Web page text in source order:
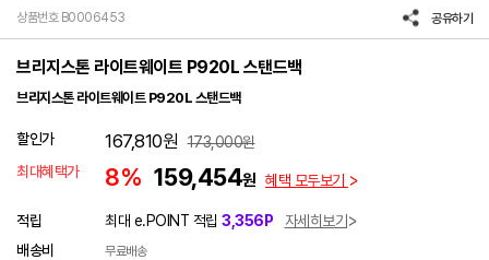
상품번호 B0006453 공유하기
브리지스톤 라이트웨이트 P920L 스탠드백
브리지스톤 라이트웨이트 P920L 스탠드백
할인가 167,810원 173,000원
최대혜택가
8% 159,454원 혜택 모두보기
적립 최대 e.POINT 적립 3,356P
자세히보기
배송비
무료배송